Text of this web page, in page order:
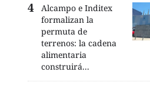
Alcampo e Inditex
formalizan la
permuta de
terrenos: la cadena
alimentaria
construirá...